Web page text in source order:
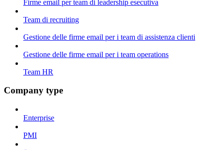
Firme email per team di leadership esecutiva
Team di recruiting
Gestione delle firme email per i team di assistenza clienti
Gestione delle firme email per i team operations
Team HR
Company type
Enterprise
PMI